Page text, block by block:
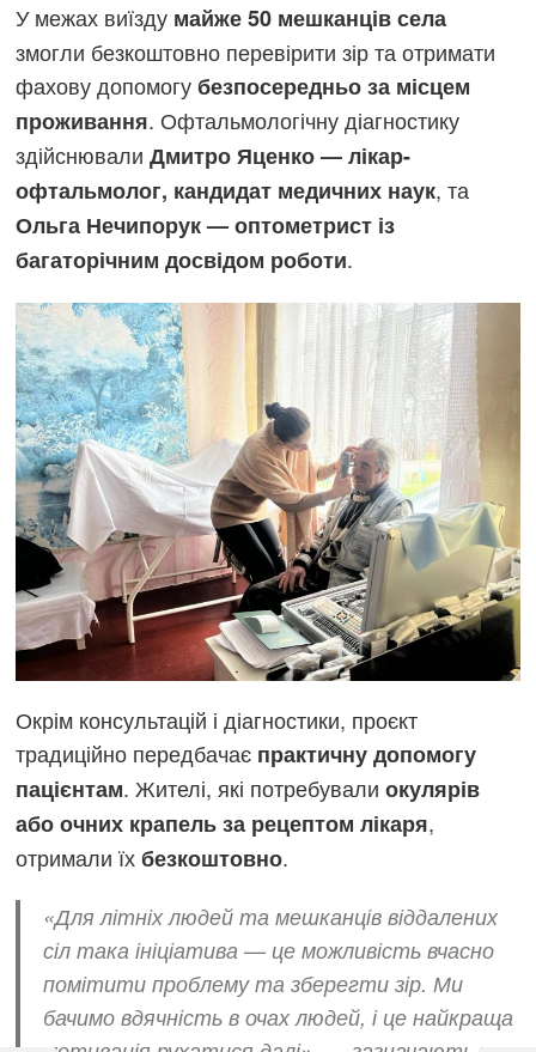
У межах виїзду майже 50 мешканців села
змогли безкоштовно перевірити зір та отримати
фахову допомогубезпосередньо за місцем
проживання. Офтальмологічну діагностику
здійснювалиДмитро Яценко — лікар-
офтальмолог, кандидат медичних наук, та
Ольга Нечипорук — оптометрист із
багаторічним досвідом роботи.
Окрім консультацій і діагностики, проєкт
традиційно передбачає практичну допомогу
пацієнтам. Жителі, які потребувалиокулярів
або очних крапель за рецептом лікаря,
отримали їхбезкоштовно.
«Для літніх людей та мешканців віддалених
сіл така ініціатива — це можливість вчасно
помітити проблему та зберегти зір. Ми
бачимо вдячність в очах людей, і це найкраща